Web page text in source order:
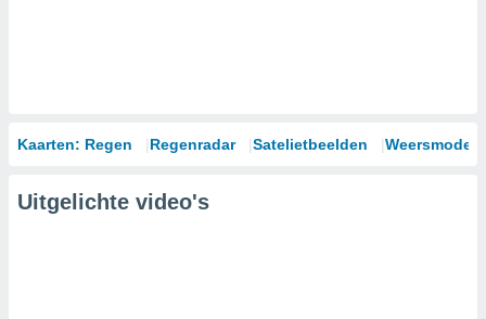
Kaarten: Regen Regenradar Satelietbeelden
Uitgelichte video's